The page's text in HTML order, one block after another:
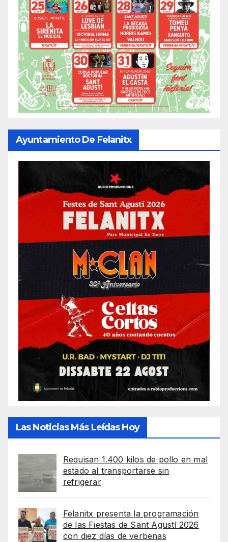
Ayuntamiento De Felanitx
Las Noticias Más Leídas Hoy
Requisan 1.400 kilos de pollo en mal
estado al transportarse sin
refrigerar
Felanitx presenta la programación
de las Fiestas de Sant Agustí 2026
con diez días de verbenas